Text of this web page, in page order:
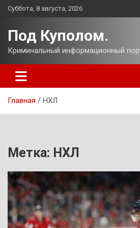
Перейти
Суббота, 8 августа, 2026
Под Куполом.
Криминальный информационный
Главная НХЛ
Метка: НХЛ